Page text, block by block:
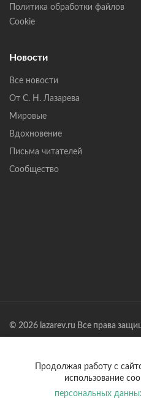
Политика обработки файлов
Cookie
Новости
Все новости
От С. Н. Лазарева
Мировые
Вдохновение
Письма читателей
Сообщество
© 2026 lazarev.ru Все права
Банк: ОАО "АЛЬФА-БАНК" БИК:
30101810200000000593
Продолжая работу с
использование
персональных